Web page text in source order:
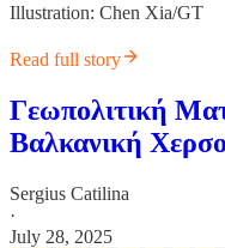
Illustration: Chen Xia/GT
Read full story
Γεωπολιτική
Βαλκανική
Sergius Catilina
·
July 28, 2025